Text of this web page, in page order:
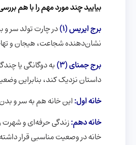
بیایید چند مورد مهم را با هم
برج ایریس (۱) در چارت تولد سر و
نشان‌دهنده شجاعت، هیجان و
برج جمنای (۳)
به دوگانگی یا
داستان نزدیک کند، بنابراین
خانه اول:این خانه هم به سر و
خانه دهم:زندگی حرفه‌ای و شهرت
خانه در وصعیت مناسبی قرار